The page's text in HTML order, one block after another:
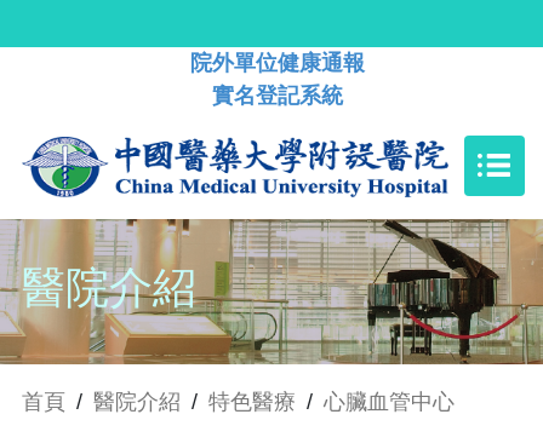
院外單位健康通報
實名登記系統
醫院介紹
首頁 / 醫院介紹 / 特色醫療 / 心臟血管中心